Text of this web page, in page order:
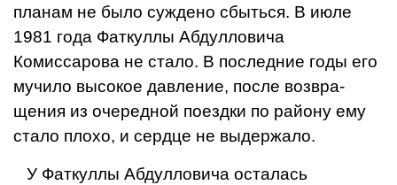
планам не было суждено сбыться. В июле
1981 года Фаткул­лы Абдулловича
Комиссарова не стало. В последние годы его
мучи­ло высокое давление, после возвра­
щения из очередной поездки по району ему
стало плохо, и сердце не выдержало.
У Фаткуллы Абдулловича оста­лась